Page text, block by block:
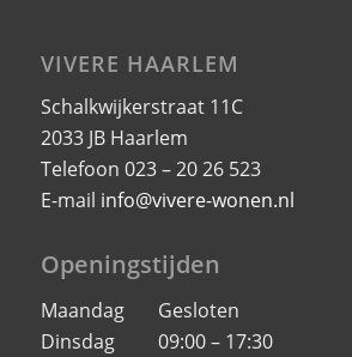
VIVERE HAARLEM
Schalkwijkerstraat 11C
2033 JB Haarlem
Telefoon 023 – 20 26 523
E-mail info@vivere-wonen.nl
Openingstijden
Maandag Gesloten
Dinsdag 09:00 – 17:30